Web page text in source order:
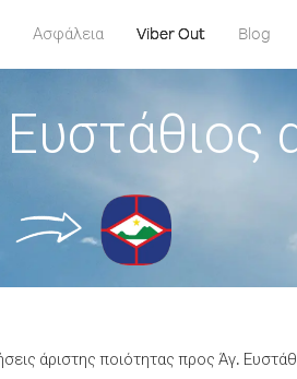
Ασφάλεια Viber Out Blog
άριστης ποιότητας προς Άγ.